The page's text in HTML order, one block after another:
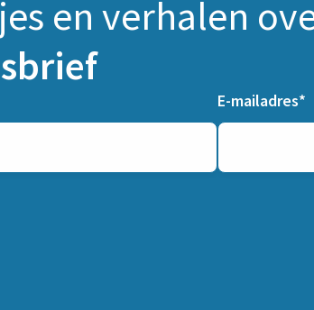
en verhalen
E-mailadres